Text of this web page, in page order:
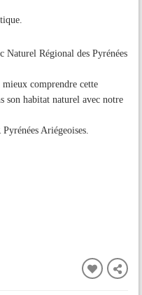
Naturel Régional des Pyrénées
mieux comprendre cette
son habitat naturel avec notre
Ariégeoises.